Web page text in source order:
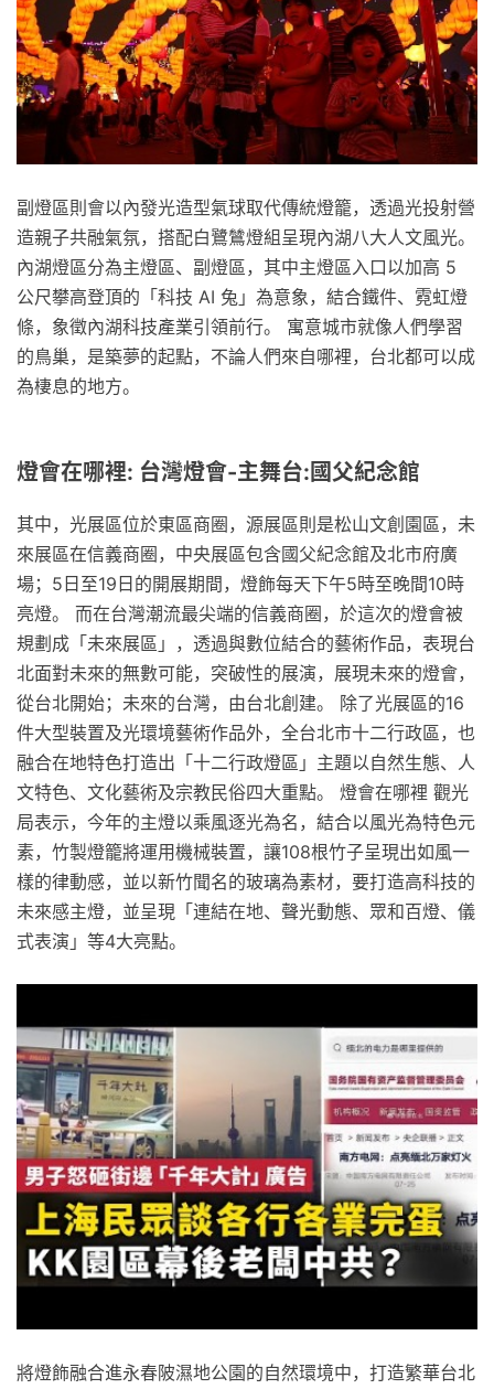
副燈區則會以內發光造型氣球取代傳統燈籠，透過光投射營
造親子共融氣氛，搭配白鷺鷥燈組呈現內湖八大人文風光。
內湖燈區分為主燈區、副燈區，其中主燈區入口以加高 5
公尺攀高登頂的「科技 AI 兔」為意象，結合鐵件、霓虹燈
條，象徵內湖科技產業引領前行。 寓意城市就像人們學習
的鳥巢，是築夢的起點，不論人們來自哪裡，台北都可以成
為棲息的地方。
燈會在哪裡: 台灣燈會-主舞台:國父紀念館
其中，光展區位於東區商圈，源展區則是松山文創園區，未
來展區在信義商圈，中央展區包含國父紀念館及北市府廣
場；5日至19日的開展期間，燈飾每天下午5時至晚間10時
亮燈。 而在台灣潮流最尖端的信義商圈，於這次的燈會被
規劃成「未來展區」，透過與數位結合的藝術作品，表現台
北面對未來的無數可能，突破性的展演，展現未來的燈會，
從台北開始；未來的台灣，由台北創建。 除了光展區的16
件大型裝置及光環境藝術作品外，全台北市十二行政區，也
融合在地特色打造出「十二行政燈區」主題以自然生態、人
文特色、文化藝術及宗教民俗四大重點。 燈會在哪裡 觀光
局表示，今年的主燈以乘風逐光為名，結合以風光為特色元
素，竹製燈籠將運用機械裝置，讓108根竹子呈現出如風一
樣的律動感，並以新竹聞名的玻璃為素材，要打造高科技的
未來感主燈，並呈現「連結在地、聲光動態、眾和百燈、儀
式表演」等4大亮點。
將燈飾融合進永春陂濕地公園的自然環境中，打造繁華台北